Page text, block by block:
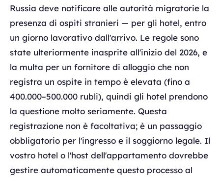
Russia deve notificare alle autorità migratorie la
presenza di ospiti stranieri — per gli hotel, entro
un giorno lavorativo dall'arrivo. Le regole sono
state ulteriormente inasprite all'inizio del 2026, e
la multa per un fornitore di alloggio che non
registra un ospite in tempo è elevata (fino a
400.000–500.000 rubli), quindi gli hotel prendono
la questione molto seriamente. Questa
registrazione non è facoltativa; è un passaggio
obbligatorio per l'ingresso e il soggiorno legale. Il
vostro hotel o l'host dell'appartamento dovrebbe
gestire automaticamente questo processo al